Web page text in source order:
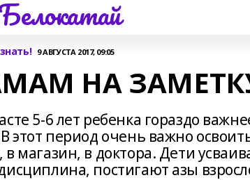
9 АВГУСТА 2017, 09:05
НА
5-6 лет ребенка гораздо
В этот период очень важно
в магазин, в доктора. Дети
постигают азы